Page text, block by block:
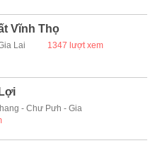
Vĩnh Thọ
Lai 1347 lượt xem
- Chư Pưh - Gia